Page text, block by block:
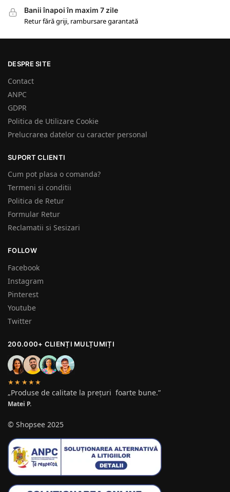
Banii înapoi în maxim 7 zile
Retur fără griji, rambursare garantată
DESPRE SITE
Contact
ANPC
GDPR
Politica de Utilizare Cookie
Prelucrarea datelor cu caracter personal
SUPORT CLIENTI
Cum pot plasa o comanda?
Termeni si conditii
Politica de Retur
Formular Retur
Reclamatii si Sesizari
FOLLOW
Facebook
Instagram
Pinterest
Youtube
Twitter
200.000+ CLIENȚI MULȚUMIȚI
★★★★★
„Produse de calitate la prețuri foarte bune.”
Matei P.
© Shopsee 2025